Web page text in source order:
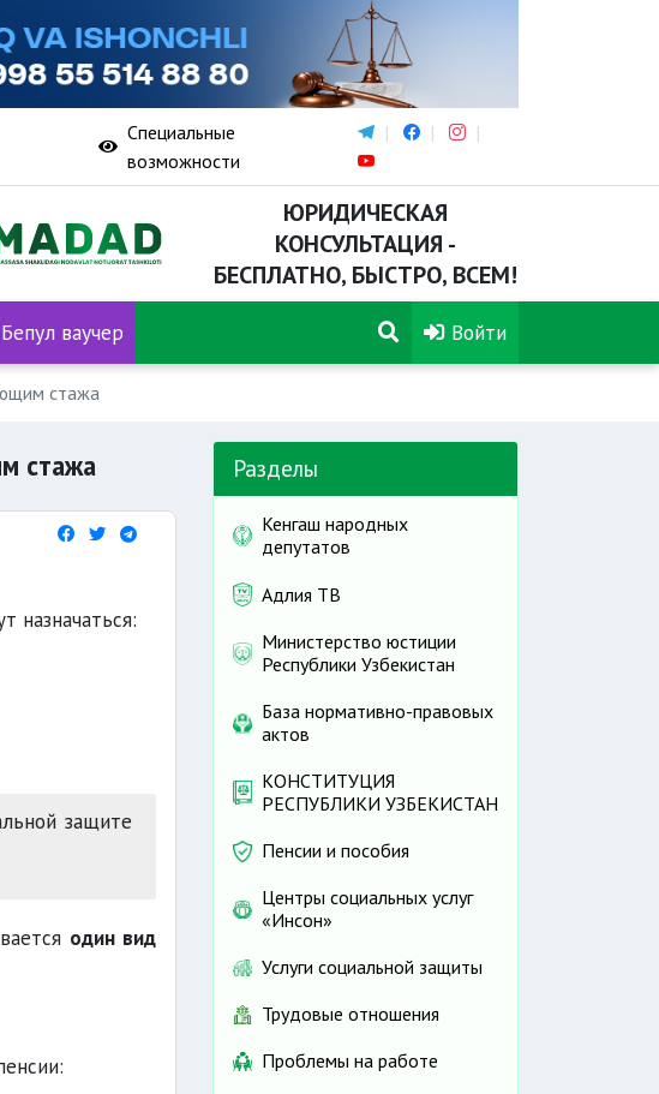
Специальные
возможности
ЮРИДИЧЕСКАЯ
КОНСУЛЬТАЦИЯ -
БЕСПЛАТНО, БЫСТРО, ВСЕМ!
Бепул ваучер Войти
стажа
стажа
назначаться:
защите
один вид
Разделы
Кенгаш народных
депутатов
Адлия ТВ
Министерство юстиции
Республики Узбекистан
База нормативно-правовых
актов
КОНСТИТУЦИЯ
РЕСПУБЛИКИ УЗБЕКИСТАН
Пенсии и пособия
Центры социальных услуг
«Инсон»
Услуги социальной защиты
Трудовые отношения
Проблемы на работе